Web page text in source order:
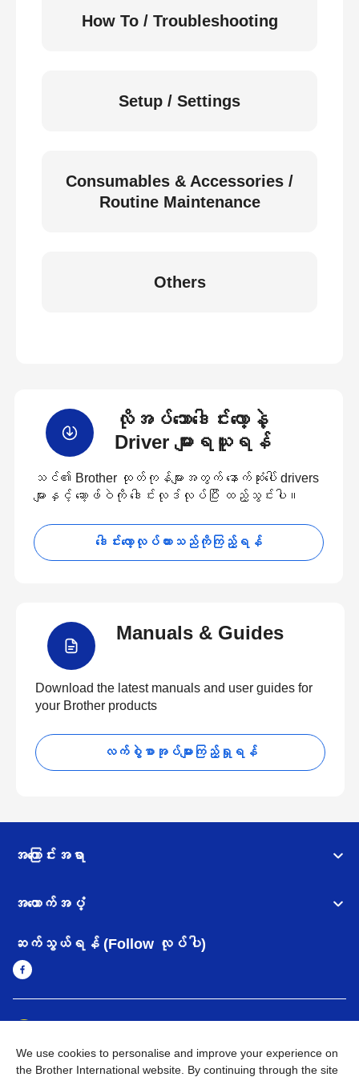
How To / Troubleshooting
Setup / Settings
Consumables & Accessories /
Routine Maintenance
Others
လိုအပ်သောဒေါင်းလော့နဲ့
Driver များရယူရန်
သင်၏ Brother ထုတ်ကုန်များအတွက် နောက်ဆုံးပေါ် drivers
များနှင့် ဆော့ဖ်ဝဲကို ဒေါင်းလုဒ်လုပ်ပြီး ထည့်သွင်းပါ။
ဒေါင်းလော့လုပ်ထားသည်ကိုကြည့်ရန်
Manuals & Guides
Download the latest manuals and user guides for
your Brother products
လက်စွဲစာအုပ်များကြည့်ရှုရန်
အကြောင်းအရာ
အထောက်အပံ့
ဆက်သွယ်ရန် (Follow လုပ်ပါ)
အချက်အလက်မူဝါဒ အသုံးပြုမူဝါဒ
သုံးစွဲရန် ဝက်ဆိုဒ်အညွှန်း
We use cookies to personalise and improve your experience on
the Brother International website. By continuing through the site